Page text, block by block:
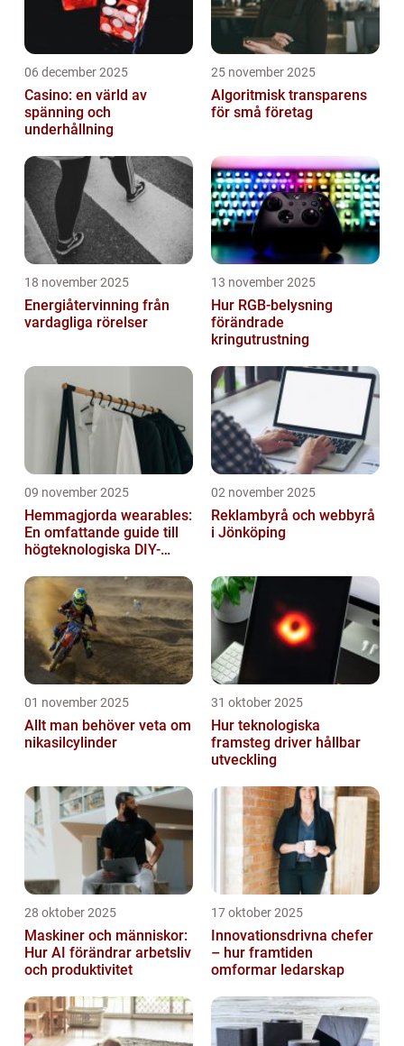
06 december 2025
Casino: en värld av
spänning och
underhållning
25 november 2025
Algoritmisk transparens
för små företag
18 november 2025
Energiåtervinning från
vardagliga rörelser
13 november 2025
Hur RGB-belysning
förändrade
kringutrustning
09 november 2025
Hemmagjorda wearables:
En omfattande guide till
högteknologiska DIY-
02 november 2025
Reklambyrå och webbyrå
i Jönköping
01 november 2025
Allt man behöver veta om
nikasilcylinder
31 oktober 2025
Hur teknologiska
framsteg driver hållbar
utveckling
28 oktober 2025
Maskiner och människor:
Hur AI förändrar arbetsliv
och produktivitet
17 oktober 2025
Innovationsdrivna chefer
– hur framtiden
omformar ledarskap